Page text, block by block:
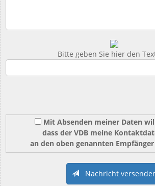
Bitte geben Sie hier den
Mit Absenden meiner Daten
dass der VDB meine
an den oben genannten
Nachricht